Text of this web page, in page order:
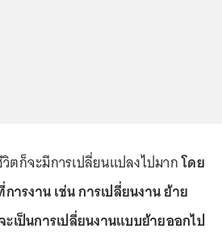
ตก็จะมีการเปลี่ยนแปลงไปมากโดย
ารงาน เช่น การเปลี่ยนงาน ย้าย
เป็นการเปลี่ยนงานแบบย้ายออกไป